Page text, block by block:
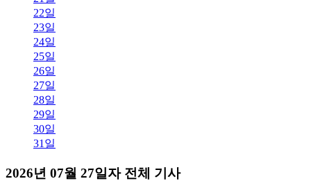
22일
23일
24일
25일
26일
27일
28일
29일
30일
31일
2026년 07월 27일자 전체 기사